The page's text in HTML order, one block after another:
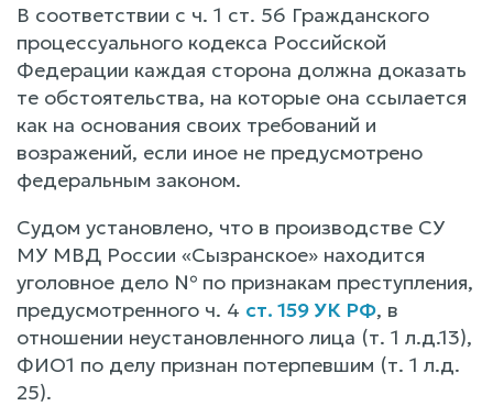
В соответствии с ч. 1 ст. 56 Гражданского
процессуального кодекса Российской
Федерации каждая сторона должна доказать
те обстоятельства, на которые она ссылается
как на основания своих требований и
возражений, если иное не предусмотрено
федеральным законом.
Судом установлено, что в производстве СУ
МУ МВД России «Сызранское» находится
уголовное дело № по признакам преступления,
предусмотренного ч. 4 ст. 159 УК РФ, в
отношении неустановленного лица (т. 1 л.д.13),
ФИО1 по делу признан потерпевшим (т. 1 л.д.
25).